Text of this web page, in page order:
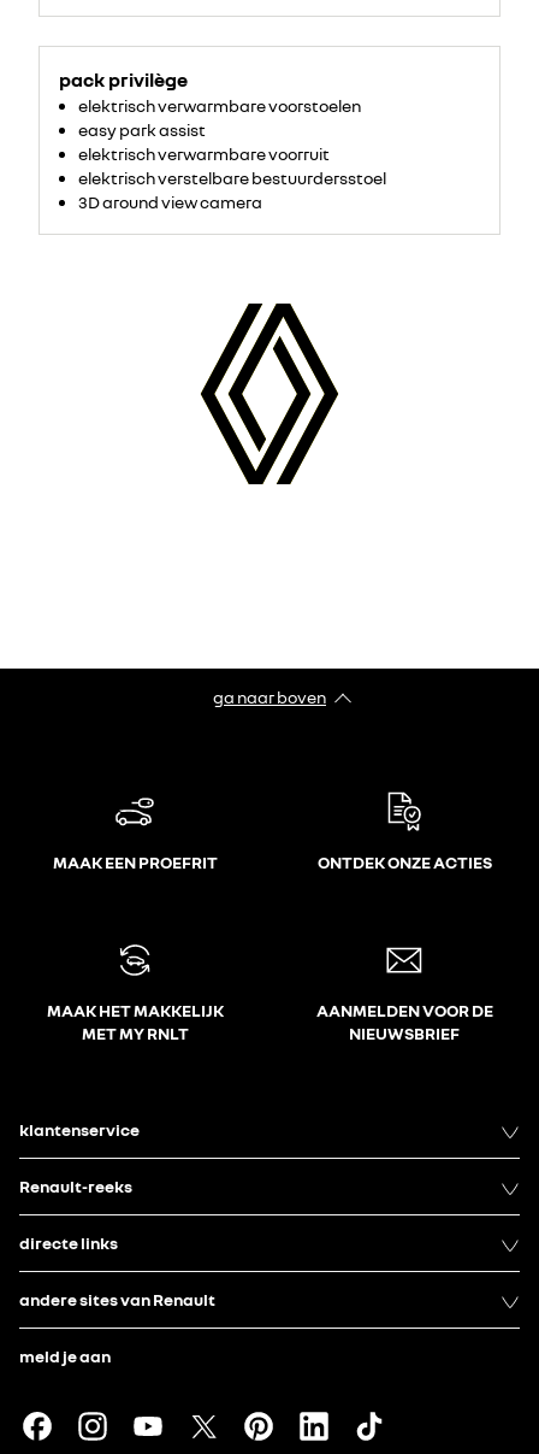
pack privilège
elektrisch verwarmbare voorstoelen
easy park assist
elektrisch verwarmbare voorruit
elektrisch verstelbare bestuurdersstoel
3D around view camera
ga naar boven
MAAK EEN PROEFRIT ONTDEK ONZE ACTIES
MAAK HET MAKKELIJK
MET MY RNLT
AANMELDEN VOOR DE
NIEUWSBRIEF
klantenservice
Renault-reeks
directe links
andere sites van Renault
meld je aan